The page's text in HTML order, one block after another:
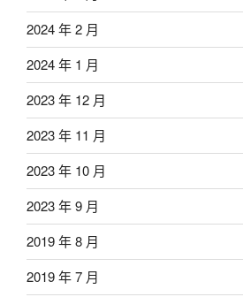
2024 年 2 月
2024 年 1 月
2023 年 12 月
2023 年 11 月
2023 年 10 月
2023 年 9 月
2019 年 8 月
2019 年 7 月